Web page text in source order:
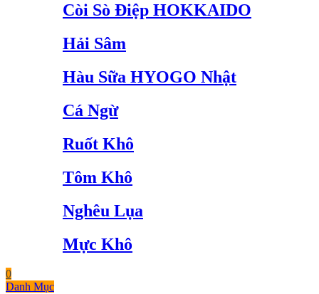
Còi Sò Điệp HOKKAIDO
Hải Sâm
Hàu Sữa HYOGO Nhật
Cá Ngừ
Ruốt Khô
Tôm Khô
Nghêu Lụa
Mực Khô
0
Danh Mục